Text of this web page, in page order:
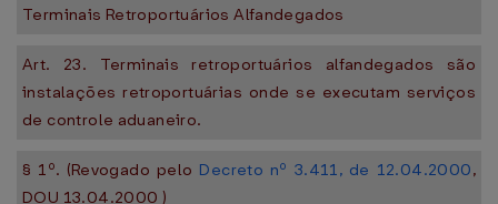
Terminais Retroportuários Alfandegados
Art. 23. Terminais retroportuários alfandegados são
instalações retroportuárias onde se executam serviços
de controle aduaneiro.
§ 1º. (Revogado pelo Decreto nº 3.411, de 12.04.2000,
DOU 13.04.2000 )